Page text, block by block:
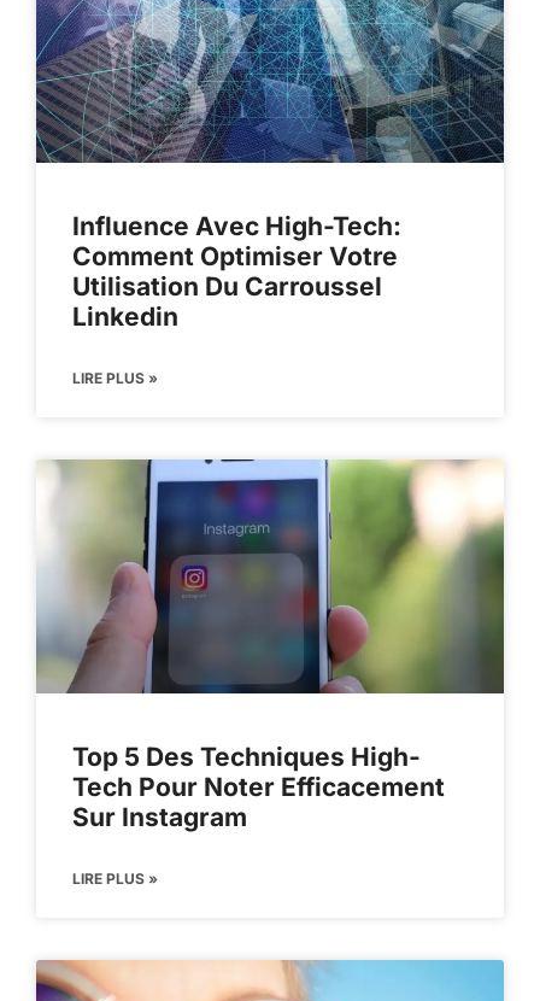
Influence Avec High-Tech:
Comment Optimiser Votre
Utilisation Du Carroussel
Linkedin
LIRE PLUS »
Top 5 Des Techniques High-
Tech Pour Noter Efficacement
Sur Instagram
LIRE PLUS »